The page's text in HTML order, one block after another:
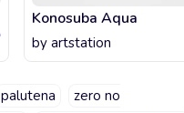
Konosuba Aqua
by artstation
palutena
zero no